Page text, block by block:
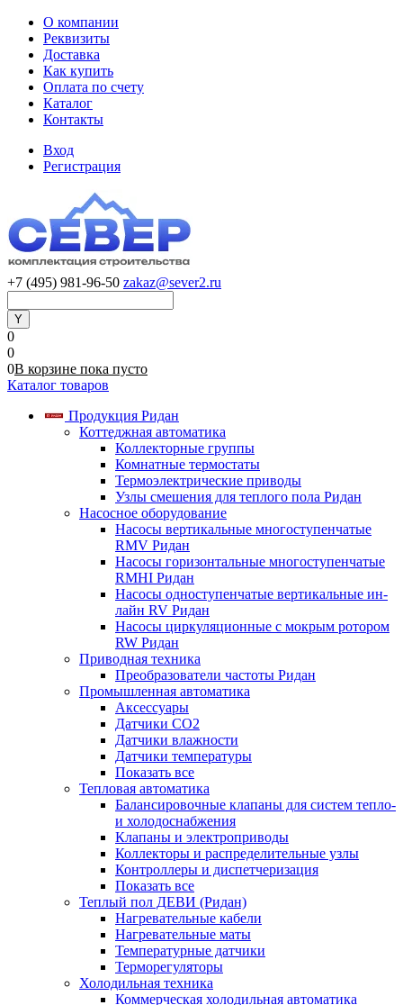
О компании
Реквизиты
Доставка
Как купить
Оплата по счету
Каталог
Контакты
Вход
Регистрация
+7 (495) 981-96-50 zakaz@sever2.ru
0
0
0В корзине пока пусто
Каталог товаров
Продукция Ридан
Коттеджная автоматика
Коллекторные группы
Комнатные термостаты
Термоэлектрические приводы
Узлы смешения для теплого пола Ридан
Насосное оборудование
Насосы вертикальные многоступенчатые
RMV Ридан
Насосы горизонтальные многоступенчатые
RMHI Ридан
Насосы одноступенчатые вертикальные ин-
лайн RV Ридан
Насосы циркуляционные с мокрым ротором
RW Ридан
Приводная техника
Преобразователи частоты Ридан
Промышленная автоматика
Аксессуары
Датчики CO2
Датчики влажности
Датчики температуры
Показать все
Тепловая автоматика
Балансировочные клапаны для систем тепло-
и холодоснабжения
Клапаны и электроприводы
Коллекторы и распределительные узлы
Контроллеры и диспетчеризация
Показать все
Теплый пол ДЕВИ (Ридан)
Нагревательные кабели
Нагревательные маты
Температурные датчики
Терморегуляторы
Холодильная техника
Коммерческая холодильная автоматика